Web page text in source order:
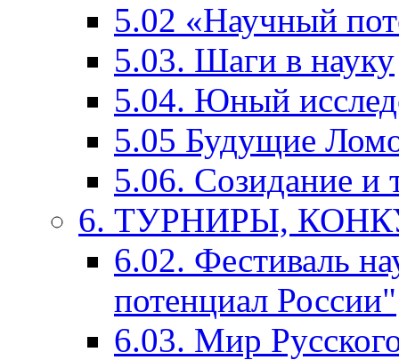
5.02 «Научный
5.03. Шаги в науку
5.04. Юный
5.05 Будущие
5.06. Созидание и
6. ТУРНИРЫ,
6.02. Фестиваль
потенциал России"
6.03. Мир